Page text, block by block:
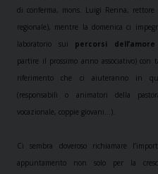
di conferma, mons. Luigi Renna, rettore
regionale), mentre la domenica ci
laboratorio sui percorsi dell’amore
partire il prossimo anno associativo) con
riferimento che ci aiuteranno in
(responsabili o animatori della
vocazionale, coppie giovani…).
Ci sembra doveroso richiamare
appuntamento non solo per la